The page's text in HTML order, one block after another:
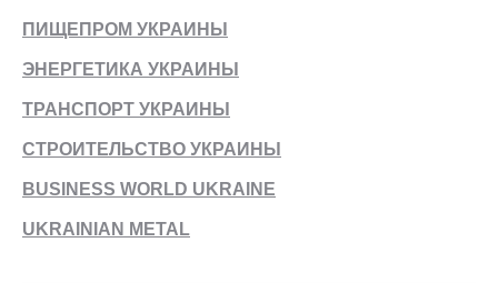
ПИЩЕПРОМ УКРАИНЫ
ЭНЕРГЕТИКА УКРАИНЫ
ТРАНСПОРТ УКРАИНЫ
СТРОИТЕЛЬСТВО УКРАИНЫ
BUSINESS WORLD UKRAINE
UKRAINIAN METAL